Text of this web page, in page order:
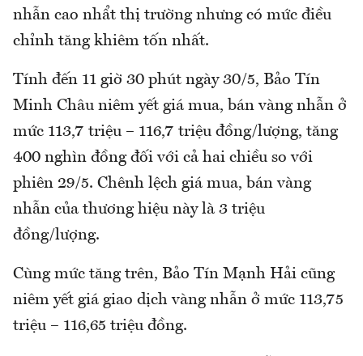
nhẫn cao nhẩt thị trường nhưng có mức điều
chỉnh tăng khiêm tốn nhất.
Tính đến 11 giờ 30 phút ngày 30/5, Bảo Tín
Minh Châu niêm yết giá mua, bán vàng nhẫn ở
mức 113,7 triệu – 116,7 triệu đồng/lượng, tăng
400 nghìn đồng đối với cả hai chiều so với
phiên 29/5. Chênh lệch giá mua, bán vàng
nhẫn của thương hiệu này là 3 triệu
đồng/lượng.
Cùng mức tăng trên, Bảo Tín Mạnh Hải cũng
niêm yết giá giao dịch vàng nhẫn ở mức 113,75
triệu – 116,65 triệu đồng.